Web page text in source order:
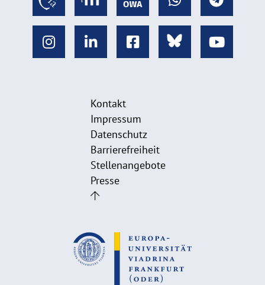
Kontakt
Impressum
Datenschutz
Barrierefreiheit
Stellenangebote
Presse